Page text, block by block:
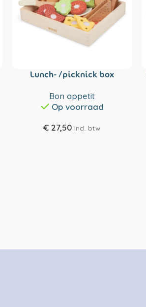
Lunch- /picknick box
Bon appetit
Op voorraad
€ 27,50 incl. btw